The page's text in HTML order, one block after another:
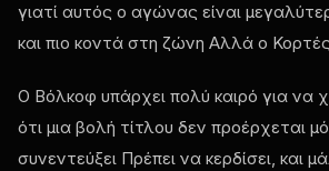
γιατί αυτός ο αγώνας είναι
και πιο κοντά στη ζώνη Αλλά ο
Ο Βόλκοφ υπάρχει πολύ καιρό για να
ότι μια βολή τίτλου δεν προέρχεται
συνεντεύξει Πρέπει να κερδίσει, και